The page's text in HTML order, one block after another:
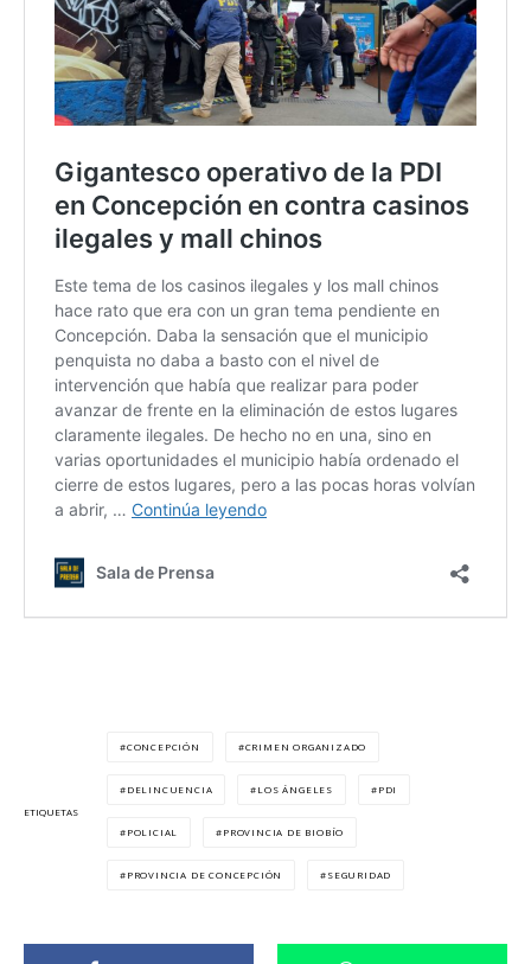
ETIQUETAS
CONCEPCIÓN CRIMEN ORGANIZADO
DELINCUENCIA LOS ÁNGELES PDI
POLICIAL PROVINCIA DE BIOBÍO
PROVINCIA DE CONCEPCIÓN SEGURIDAD